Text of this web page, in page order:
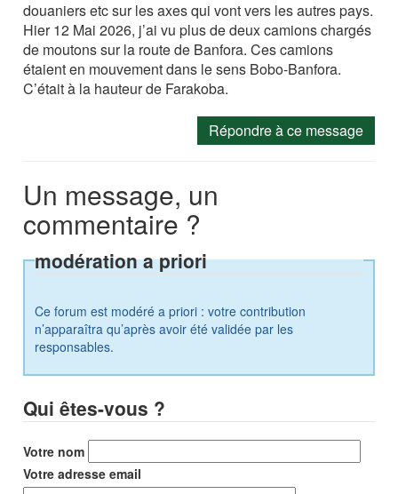
douaniers etc sur les axes qui vont vers les autres pays.
Hier 12 Mai 2026, j’ai vu plus de deux camions chargés
de moutons sur la route de Banfora. Ces camions
étaient en mouvement dans le sens Bobo-Banfora.
C’était à la hauteur de Farakoba.
Répondre à ce message
Un message, un
commentaire ?
modération a priori
Ce forum est modéré a priori : votre contribution
n’apparaîtra qu’après avoir été validée par les
responsables.
Qui êtes-vous ?
Votre nom
Votre adresse email